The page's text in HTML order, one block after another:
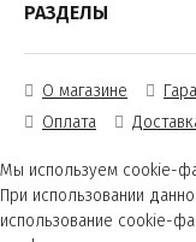
РАЗДЕЛЫ
О магазине
Оплата
Мы используем cookie-
При использовании
использование cookie-